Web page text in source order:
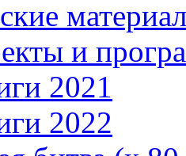
и
2021
2022